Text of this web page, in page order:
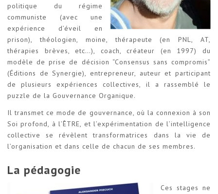
politique du régime
communiste (avec une
expérience d’éveil en
prison), théologien, moine, thérapeute (en PNL, AT,
thérapies brèves, etc…), coach, créateur (en 1997) du
modèle de prise de décision “Consensus sans compromis”
(Éditions de Synergie), entrepreneur, auteur et participant
de plusieurs expériences collectives, il a rassemblé le
puzzle de la Gouvernance Organique.
Il transmet ce mode de gouvernance, où la connexion à son
Soi profond, à l’ÊTRE, et l’expérimentation de l’intelligence
collective se révèlent transformatrices dans la vie de
l’organisation et dans celle de chacun de ses membres.
La pédagogie
Ces stages ne